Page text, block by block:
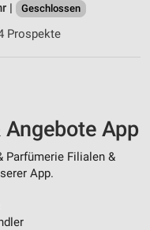
|
Geschlossen
Prospekte
App
Parfümerie Filialen &
App.